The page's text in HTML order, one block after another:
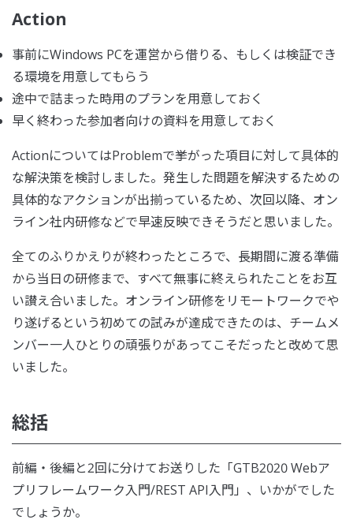
Action
事前にWindows PCを運営から借りる、もしくは検証でき
る環境を用意してもらう
途中で詰まった時用のプランを用意しておく
早く終わった参加者向けの資料を用意しておく
ActionについてはProblemで挙がった項目に対して具体的
な解決策を検討しました。発生した問題を解決するための
具体的なアクションが出揃っているため、次回以降、オン
ライン社内研修などで早速反映できそうだと思いました。
全てのふりかえりが終わったところで、長期間に渡る準備
から当日の研修まで、すべて無事に終えられたことをお互
い讃え合いました。オンライン研修をリモートワークでや
り遂げるという初めての試みが達成できたのは、チームメ
ンバー一人ひとりの頑張りがあってこそだったと改めて思
いました。
総括
前編・後編と2回に分けてお送りした「GTB2020 Webア
プリフレームワーク入門/REST API入門」、いかがでした
でしょうか。